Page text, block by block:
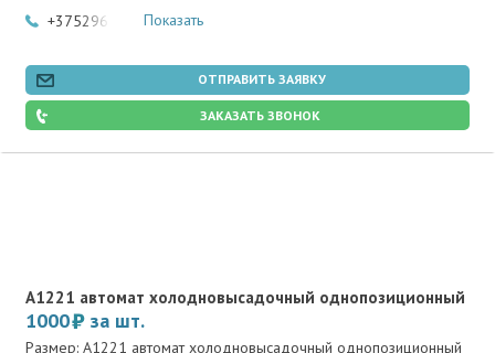
+375296772269Показать
ОТПРАВИТЬ ЗАЯВКУ
ЗАКАЗАТЬ ЗВОНОК
А1221 автомат холодновысадочный однопозиционный
1000 за шт.
Размер: А1221 автомат холодновысадочный однопозиционный